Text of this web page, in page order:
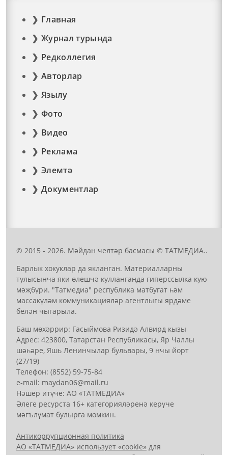
Главная
Журнал турында
Редколлегия
Авторлар
Язылу
Фото
Видео
Реклама
Элемтә
Документлар
© 2015 - 2026. Мәйдан челтәр басмасы © ТАТМЕДИА..
Барлык хокуклар да якланган. Материалларны
тулысынча яки өлешчә кулланганда гиперссылка кую
мәҗбүри. "Татмедиа" республика матбугат һәм
массакүләм коммуникацияләр агентлыгы ярдәме
белән чыгарыла.
Баш мөхәррир: Гасыймова Ризидә Алвирд кызы
Адрес: 423800, Татарстан Республикасы, Яр Чаллы
шәһәре, Яшь Ленинчылар бульвары, 9 нчы йорт
(27/19)
Телефон: (8552) 59-75-84
е-mail: mауdаn06@mail.гu
Нәшер итүче: АО «ТАТМЕДИА»
Әлеге ресурста 16+ категорияләренә керүче
мәгълүмат булырга мөмкин.
Антикоррупционная политика
АО «ТАТМЕДИА» использует «cookie» для